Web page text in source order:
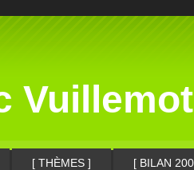
[ THÈMES ] [ BILAN